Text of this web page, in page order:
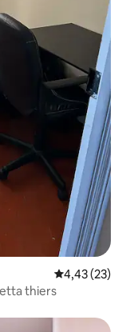
4,43 de uma
4,43 (23)
thiers